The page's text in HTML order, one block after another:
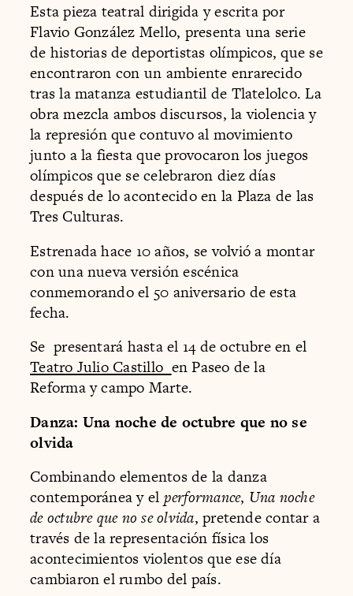
Esta pieza teatral dirigida y escrita por
Flavio González Mello, presenta una serie
de historias de deportistas olímpicos, que se
encontraron con un ambiente enrarecido
tras la matanza estudiantil de Tlatelolco. La
obra mezcla ambos discursos, la violencia y
la represión que contuvo al movimiento
junto a la fiesta que provocaron los juegos
olímpicos que se celebraron diez días
después de lo acontecido en la Plaza de las
Tres Culturas.
Estrenada hace 10 años, se volvió a montar
con una nueva versión escénica
conmemorando el 50 aniversario de esta
fecha.
Se presentará hasta el 14 de octubre en el
Teatro Julio Castillo en Paseo de la
Reforma y campo Marte.
Danza: Una noche de octubre que no se
olvida
Combinando elementos de la danza
contemporánea y el performance, Una noche
de octubre que no se olvida, pretende contar a
través de la representación física los
acontecimientos violentos que ese día
cambiaron el rumbo del país.